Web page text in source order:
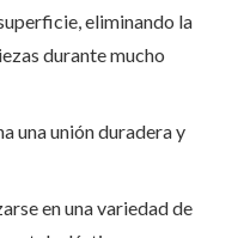
eliminando la
durante mucho
una unión duradera y
en una variedad de